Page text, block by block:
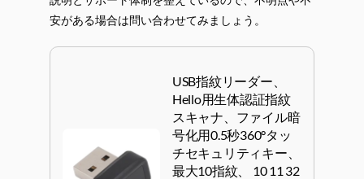
安がある場合は問い合わせてみましょう。
USB指紋リーダー、
Hello用生体認証指紋
スキャナ、ファイル暗
号化用0.5秒360°タッ
チセキュリティキー、
最大10指紋、 10 11 32